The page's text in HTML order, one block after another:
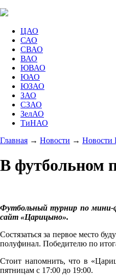
ЦАО
САО
СВАО
ВАО
ЮВАО
ЮАО
ЮЗАО
ЗАО
СЗАО
ЗелАО
ТиНАО
Главная → Новости →
В футбольном
Футбольный турнир по мини-
сайт «Царицыно».
Состязаться за первое место
полуфинал. Победителю по
Стоит напомнить, что в
пятницам с 17:00 до 19:00.